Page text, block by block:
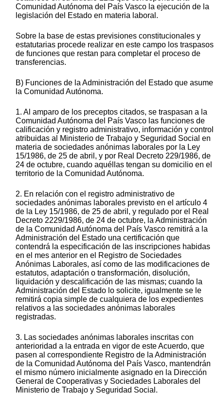
Comunidad Autónoma del País Vasco la ejecución de la
legislación del Estado en materia laboral.
Sobre la base de estas previsiones constitucionales y
estatutarias procede realizar en este campo los traspasos
de funciones que restan para completar el proceso de
transferencias.
B) Funciones de la Administración del Estado que asume
la Comunidad Autónoma.
1. Al amparo de los preceptos citados, se traspasan a la
Comunidad Autónoma del País Vasco las funciones de
calificación y registro administrativo, información y control
atribuidas al Ministerio de Trabajo y Seguridad Social en
materia de sociedades anónimas laborales por la Ley
15/1986, de 25 de abril, y por Real Decreto 229/1986, de
24 de octubre, cuando aquéllas tengan su domicilio en el
territorio de la Comunidad Autónoma.
2. En relación con el registro administrativo de
sociedades anónimas laborales previsto en el artículo 4
de la Ley 15/1986, de 25 de abril, y regulado por el Real
Decreto 2229/1986, de 24 de octubre, la Administración
de la Comunidad Autónoma del País Vasco remitirá a la
Administración del Estado una certificación que
contendrá la especificación de las inscripciones habidas
en el mes anterior en el Registro de Sociedades
Anónimas Laborales, así como de las modificaciones de
estatutos, adaptación o transformación, disolución,
liquidación y descalificación de las mismas; cuando la
Administración del Estado lo solicite, igualmente se le
remitirá copia simple de cualquiera de los expedientes
relativos a las sociedades anónimas laborales
registradas.
3. Las sociedades anónimas laborales inscritas con
anterioridad a la entrada en vigor de este Acuerdo, que
pasen al correspondiente Registro de la Administración
de la Comunidad Autónoma del País Vasco, mantendrán
el mismo número inicialmente asignado en la Dirección
General de Cooperativas y Sociedades Laborales del
Ministerio de Trabajo y Seguridad Social.